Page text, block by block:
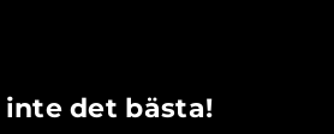
inte det bästa!